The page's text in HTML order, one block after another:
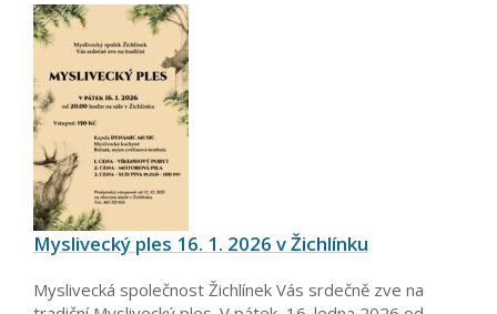
Myslivecký ples 16. 1. 2026 v Žichlínku
Myslivecká společnost Žichlínek Vás srdečně zve na